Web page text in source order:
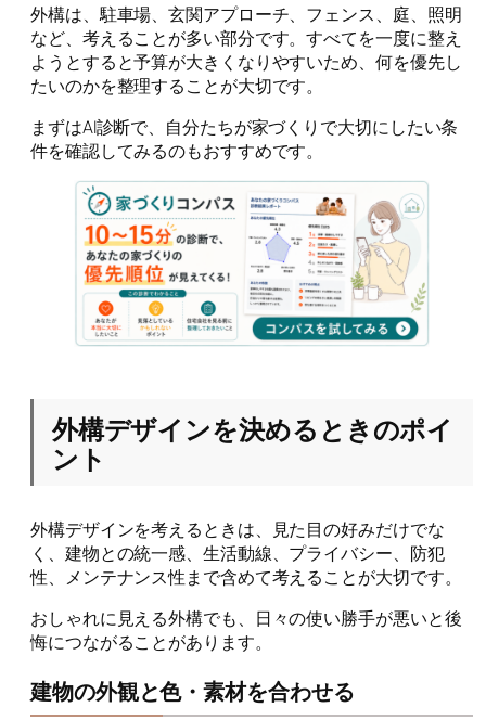
外構は、駐車場、玄関アプローチ、フェンス、庭、照明
など、考えることが多い部分です。すべてを一度に整え
ようとすると予算が大きくなりやすいため、何を優先し
たいのかを整理することが大切です。
まずはAI診断で、自分たちが家づくりで大切にしたい条
件を確認してみるのもおすすめです。
外構デザインを決めるときのポイ
ント
外構デザインを考えるときは、見た目の好みだけでな
く、建物との統一感、生活動線、プライバシー、防犯
性、メンテナンス性まで含めて考えることが大切です。
おしゃれに見える外構でも、日々の使い勝手が悪いと後
悔につながることがあります。
建物の外観と色・素材を合わせる